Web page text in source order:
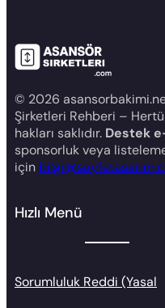
© 2026
Şirketleri Rehberi –
hakları saklıdır. Destek
sponsorluk veya
için
Hızlı Menü
Sorumluluk Reddi (Yasal